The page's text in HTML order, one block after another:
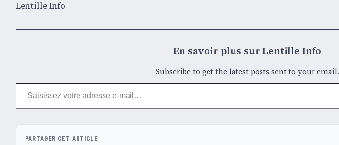
Lentille Info
En savoir plus sur Lentille Info
Subscribe to get the latest posts sent to your email.
Saisissez votre adresse e-mail…
PARTAGER CET ARTICLE